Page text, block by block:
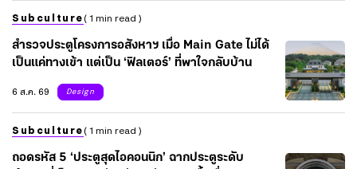
Subculture ( 1 min read )
สำรวจประตูโครงการอสังหาฯ เมื่อ Main Gate ไม่ได้
เป็นแค่ทางเข้า แต่เป็น ‘ฟิลเตอร์’ ที่พาใจกลับบ้าน
6 ส.ค. 69
Design
Subculture ( 1 min read )
ถอดรหัส 5 ‘ประตูสุดไอคอนนิก’ ฉากประตูระดับ